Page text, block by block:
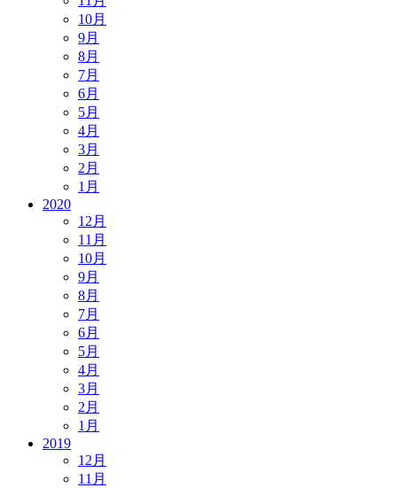
10月
9月
8月
7月
6月
5月
4月
3月
2月
1月
2020
12月
11月
10月
9月
8月
7月
6月
5月
4月
3月
2月
1月
2019
12月
11月